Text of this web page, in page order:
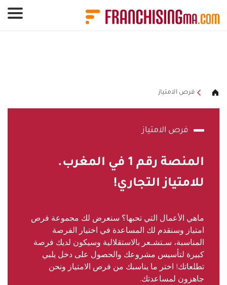
فرص الامتياز
فرص الامتياز
المنصة رقم 1 في المغرب.
للامتياز التجاري!
ماهي الأعمال التي تحبها؟ سنعرض لك مجموعة فرص
امتياز وسنقدم لك المساعدة في اختيار الفرصة
المناسبة، سـتشـعر بالاستقلالية وسيكون لديك فرصة
كبيرة لتأسيس مشروعك والحصول على دخل يلبي
تطلعاتك! اختر ما يناسبك من فرص الامتياز ونحن
جاهزون لمساعدتك.
لوحة إدارة ملفات تعريف الارتباط